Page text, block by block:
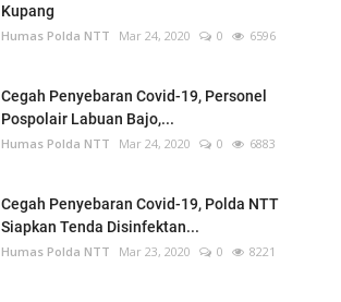
Kupang
Humas Polda NTT Mar 24, 2020 0 6596
Cegah Penyebaran Covid-19, Personel
Pospolair Labuan Bajo,...
Humas Polda NTT Mar 24, 2020 0 6883
Cegah Penyebaran Covid-19, Polda NTT
Siapkan Tenda Disinfektan...
Humas Polda NTT Mar 23, 2020 0 8221